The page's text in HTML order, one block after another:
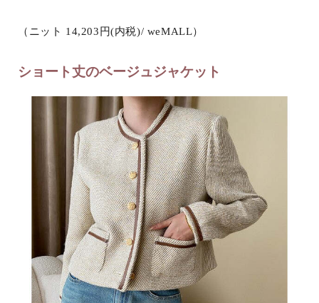
（ニット 14,203円(内税)/ weMALL）
ショート丈のベージュジャケット